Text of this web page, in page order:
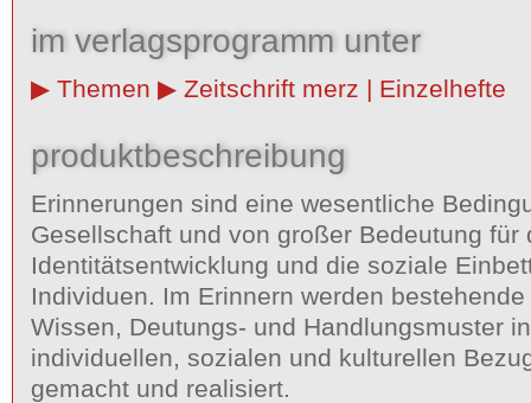
im verlagsprogramm unter
Themen Zeitschrift merz | Einzelhefte
produktbeschreibung
Erinnerungen sind eine wesentliche
Gesellschaft und von großer Bedeutung für
Identitätsentwicklung und die soziale
Individuen. Im Erinnern werden
Wissen, Deutungs- und Handlungsmuster
individuellen, sozialen und kulturellen
gemacht und realisiert.